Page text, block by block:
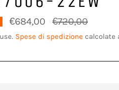
€684,00
Prezzo
di
listino
€720,00
Spese di spedizione calcolate